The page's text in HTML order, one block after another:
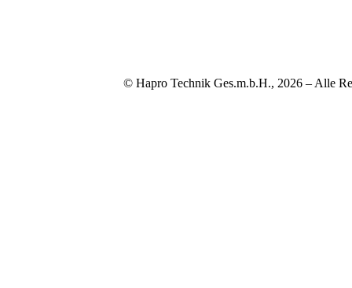
© Hapro Technik Ges.m.b.H., 2026 – Alle